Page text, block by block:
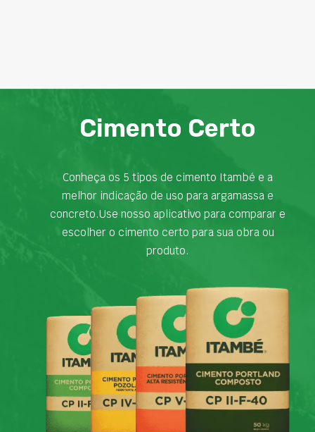
Cimento Certo
Conheça os 5 tipos de cimento Itambé e a
melhor indicação de uso para argamassa e
concreto.Use nosso aplicativo para comparar e
escolher o cimento certo para sua obra ou
produto.